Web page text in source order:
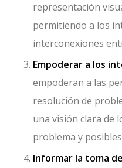
representación
permitiendo a los
interconexiones
Empoderar a los
empoderan a las
resolución de
una visión clara de
problema y
Informar la toma